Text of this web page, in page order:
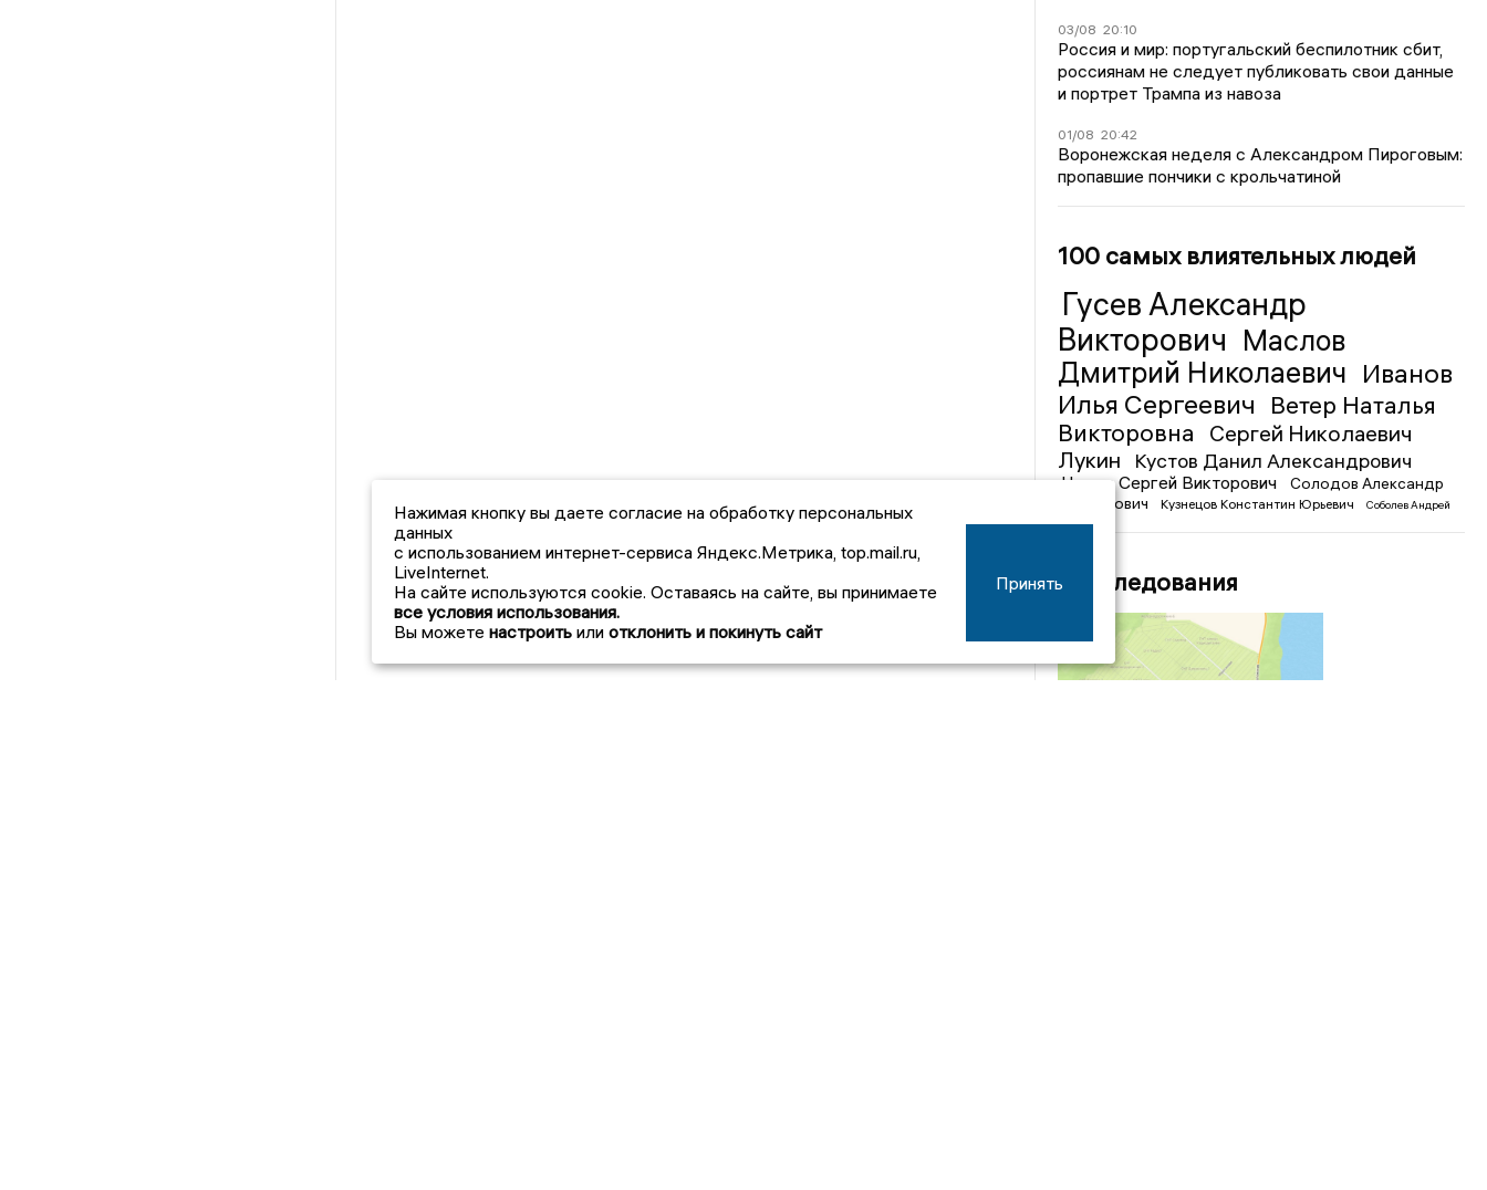
03/08 20:10
Россия и мир: португальский беспилотник сбит,
россиянам не следует публиковать свои данные
и портрет Трампа из навоза
01/08 20:42
Воронежская неделя с Александром Пироговым:
пропавшие пончики с крольчатиной
100 самых влиятельных людей
Гусев Александр
Викторович Маслов
Дмитрий Николаевич Иванов
Илья Сергеевич
Ветер Наталья
Викторовна
Сергей Николаевич
Лукин
Кустов Данил Александрович
Чижов Сергей Викторович
Солодов Александр
Михайлович
Кузнецов Константин Юрьевич
Соболев Андрей
Иванович
Расследования
Нажимая кнопку вы даете согласие на обработку персональных
данных
с использованием интернет-сервиса Яндекс.Метрика, top.mail.ru,
LiveInternet.
На сайте используются cookie. Оставаясь на сайте, вы принимаете
все условия использования.
Вы можете настроить или отклонить и покинуть сайт
Принять